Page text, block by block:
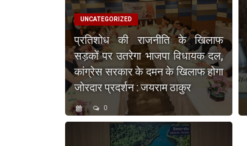
UNCATEGORIZED
प्रतिशोध की राजनीति के खिलाफ
सड़कों पर उतरेगा भाजपा विधायक दल,
कांग्रेस सरकार के दमन के खिलाफ होगा
जोरदार प्रदर्शन : जयराम ठाकुर
0